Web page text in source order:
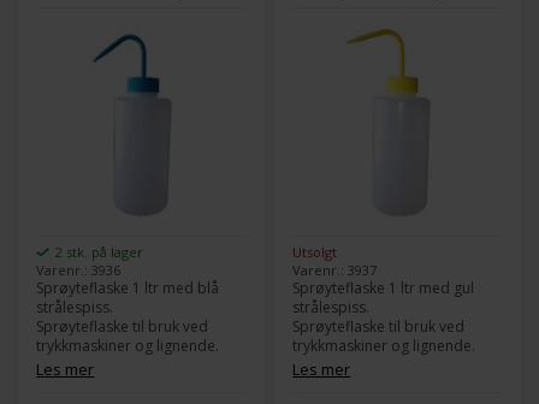
2 stk. på lager
Varenr.: 3936
Sprøyteflaske 1 ltr med blå
strålespiss.
Sprøyteflaske til bruk ved
trykkmaskiner og lignende.
Les mer
Utsolgt
Varenr.: 3937
Sprøyteflaske 1 ltr med gul
strålespiss.
Sprøyteflaske til bruk ved
trykkmaskiner og lignende.
Les mer